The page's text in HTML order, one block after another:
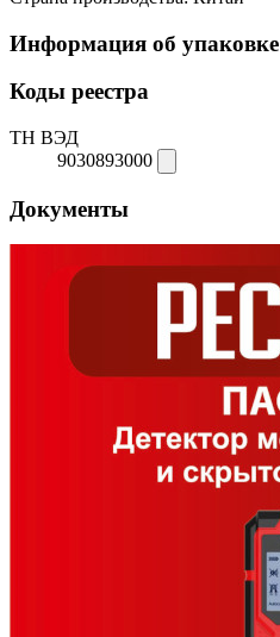
Информация об упаковке
Коды реестра
ТН ВЭД
9030893000
Документы